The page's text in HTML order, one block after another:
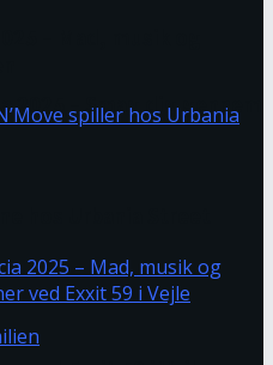
– Smag dig gennem